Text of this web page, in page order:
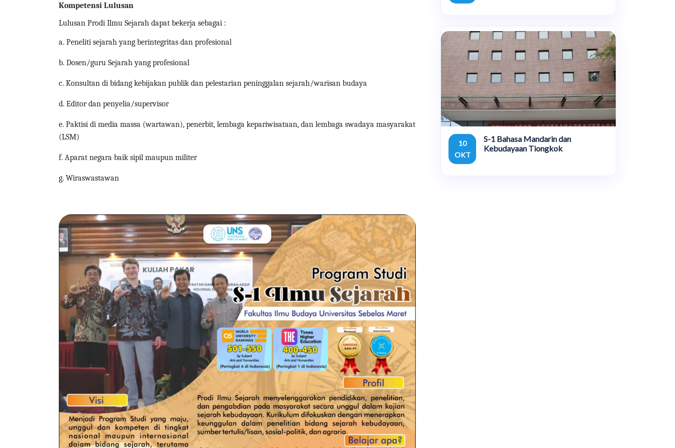
Kompetensi Lulusan
Lulusan Prodi Ilmu Sejarah dapat bekerja sebagai :
a. Peneliti sejarah yang berintegritas dan profesional
b. Dosen/guru Sejarah yang profesional
c. Konsultan di bidang kebijakan publik dan pelestarian peninggalan sejarah/warisan budaya
d. Editor dan penyelia/supervisor
e. Paktisi di media massa (wartawan), penerbit, lembaga kepariwisataan, dan lembaga swadaya masyarakat
(LSM)
f. Aparat negara baik sipil maupun militer
g. Wiraswastawan
10
OKT
S-1 Bahasa Mandarin dan
Kebudayaan Tiongkok